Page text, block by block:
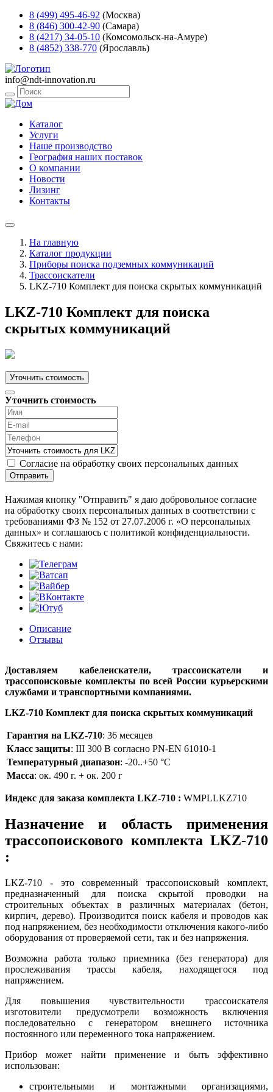
8 (499) 495-46-92 (Москва)
8 (846) 300-42-90 (Самара)
8 (4217) 34-05-10 (Комсомольск-на-Амуре)
8 (4852) 338-770 (Ярославль)
info@ndt-innovation.ru
Каталог
Услуги
Наше производство
География наших поставок
О компании
Новости
Лизинг
Контакты
На главную
Каталог продукции
Приборы поиска подземных коммуникаций
Трассоискатели
LKZ-710 Комплект для поиска скрытых коммуникаций
LKZ-710 Комплект для поиска
скрытых коммуникаций
Уточнить стоимость
Уточнить стоимость
Согласие на обработку своих персональных данных
Отправить
Нажимая кнопку "Отправить" я даю добровольное согласие
на обработку своих персональных данных в соответствии с
требованиями ФЗ № 152 от 27.07.2006 г. «О персональных
данных» и соглашаюсь с политикой конфиденциальности.
Cвяжитесь с нами:
Описание
Отзывы
Доставляем кабелеискатели, трассоискатели и
трассопоисковые комплекты по всей России курьерскими
службами и транспортными компаниями.
LKZ-710 Комплект для поиска скрытых коммуникаций
Гарантия на LKZ-710: 36 месяцев
Класс защиты: III 300 В согласно PN-EN 61010-1
Температурный диапазон: -20..+50 °C
Масса: ок. 490 г. + ок. 200 г
Индекс для заказа комплекта LKZ-710 : WMPLLKZ710
Назначение и область применения
трассопоискового комплекта LKZ-710
:
LKZ-710 - это современный трассопоисковый комплект,
предназначенный для поиска скрытой проводки на
строительных объектах в различных материалах (бетон,
кирпич, дерево). Производится поиск кабеля и проводов как
под напряжением, без необходимости отключения какого-либо
оборудования от проверяемой сети, так и без напряжения.
Возможна работа только приемника (без генератора) для
прослеживания трассы кабеля, находящегося под
напряжением.
Для повышения чувствительности трассоискателя
изготовители предусмотрели возможность включения
последовательно с генератором внешнего источника
постоянного или переменного тока напряжением.
Прибор может найти применение и быть эффективно
использован:
строительными и монтажными организациями,